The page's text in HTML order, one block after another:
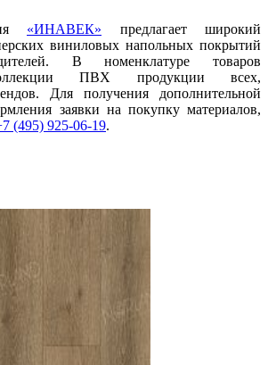
«ИНАВЕК» предлагает широкий
виниловых напольных покрытий
В номенклатуре товаров
ПВХ продукции всех,
Для получения дополнительной
заявки на покупку материалов,
(495) 925-06-19.